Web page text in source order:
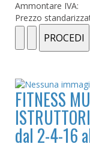
Ammontare IVA:
Prezzo
FITNESS
dal 2-4-16